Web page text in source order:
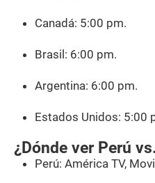
Canadá: 5:00 pm.
Brasil: 6:00 pm.
Argentina: 6:00 pm.
Estados Unidos: 5:00
¿Dónde ver Perú
Perú: América TV,